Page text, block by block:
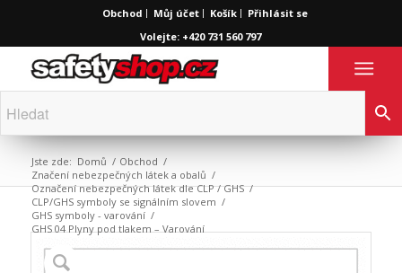
Obchod Můj účet Košík
Přihlásit se
Volejte: +420 731 560 797
Jste zde: Domů / Obchod /
Značení nebezpečných látek a obalů /
Označení nebezpečných látek dle CLP / GHS /
CLP/GHS symboly se signálním slovem /
GHS symboly - varování /
GHS 04 Plyny pod tlakem – Varování